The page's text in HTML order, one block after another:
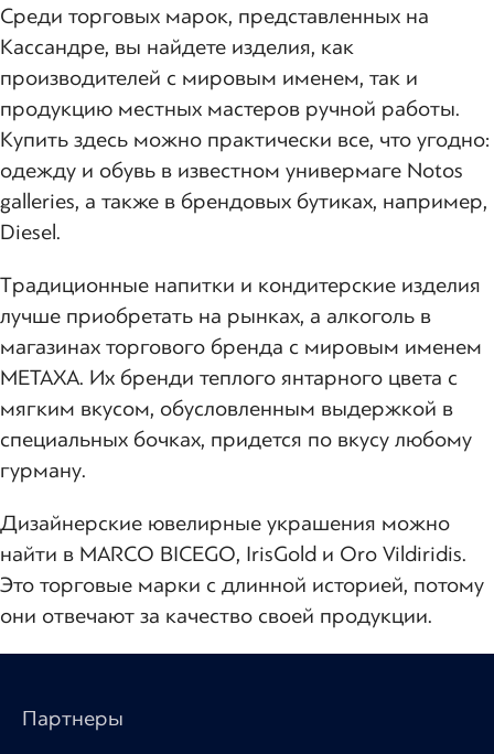
Среди торговых марок, представленных на
Кассандре, вы найдете изделия, как
производителей с мировым именем, так и
продукцию местных мастеров ручной работы.
Купить здесь можно практически все, что угодно:
одежду и обувь в известном универмаге Notos
galleries, а также в брендовых бутиках, например,
Diesel.
Традиционные напитки и кондитерские изделия
лучше приобретать на рынках, а алкоголь в
магазинах торгового бренда с мировым именем
METAXA. Их бренди теплого янтарного цвета с
мягким вкусом, обусловленным выдержкой в
специальных бочках, придется по вкусу любому
гурману.
Дизайнерские ювелирные украшения можно
найти в MARCO BICEGO, IrisGold и Oro Vildiridis.
Это торговые марки с длинной историей, потому
они отвечают за качество своей продукции.
Партнеры